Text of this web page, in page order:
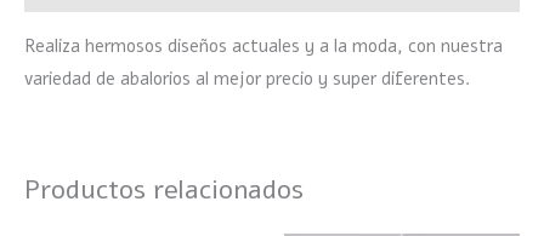
Realiza hermosos diseños actuales y a la moda, con nuestra
variedad de abalorios al mejor precio y super diferentes.
Productos relacionados